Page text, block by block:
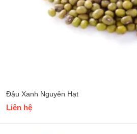
Đậu Xanh Nguyên Hạt
Liên hệ